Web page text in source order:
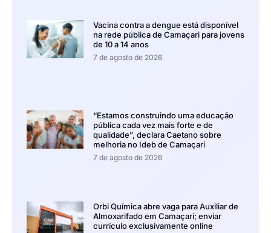
Vacina contra a dengue está disponível
na rede pública de Camaçari para jovens
de 10 a 14 anos
7 de agosto de 2026
“Estamos construindo uma educação
pública cada vez mais forte e de
qualidade”, declara Caetano sobre
melhoria no Ideb de Camaçari
7 de agosto de 2026
Orbi Química abre vaga para Auxiliar de
Almoxarifado em Camaçari; enviar
currículo exclusivamente online